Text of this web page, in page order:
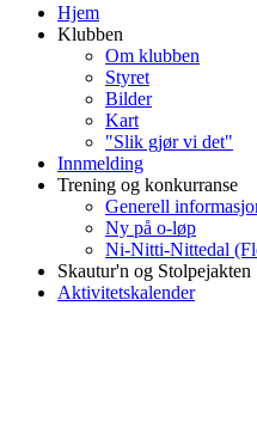
Hjem
Klubben
Om klubben
Styret
Bilder
Kart
"Slik gjør vi det"
Innmelding
Trening og konkurranse
Generell
Ny på o-løp
Ni-Nitti-Nittedal
Skautur'n og Stolpejakten
Aktivitetskalender